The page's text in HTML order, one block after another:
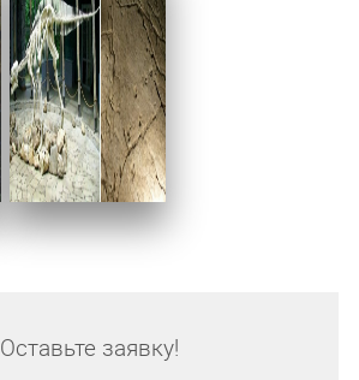
Оставьте заявку!